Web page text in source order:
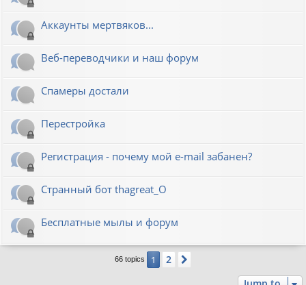
Аккаунты мертвяков...
Веб-переводчики и наш форум
Спамеры достали
Перестройка
Регистрация - почему мой e-mail забанен?
Странный бот thagreat_O
Бесплатные мылы и форум
66 topics 1 2